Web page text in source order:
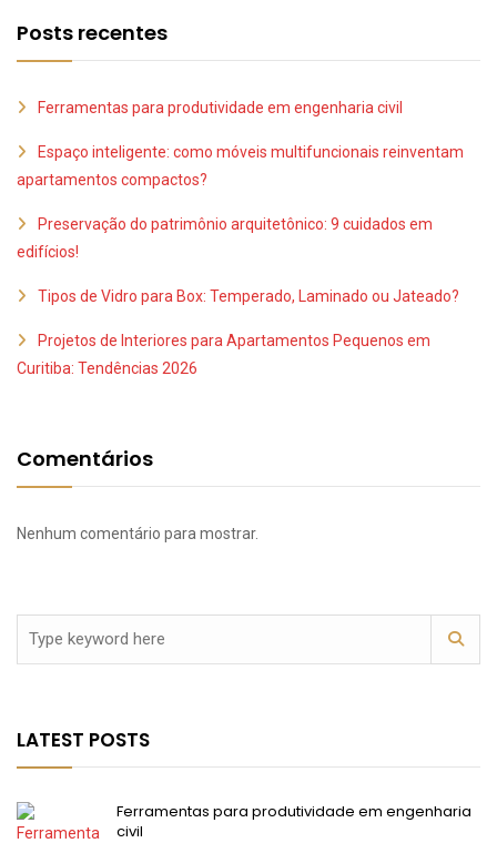
Posts recentes
Ferramentas para produtividade em engenharia civil
Espaço inteligente: como móveis multifuncionais reinventam
apartamentos compactos?
Preservação do patrimônio arquitetônico: 9 cuidados em
edifícios!
Tipos de Vidro para Box: Temperado, Laminado ou Jateado?
Projetos de Interiores para Apartamentos Pequenos em
Curitiba: Tendências 2026
Comentários
Nenhum comentário para mostrar.
LATEST POSTS
Ferramentas para produtividade em engenharia
civil